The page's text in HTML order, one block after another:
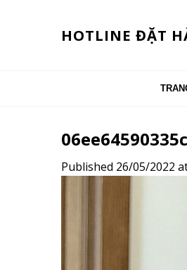
HOTLINE ĐẶT
Published 26/05/2022